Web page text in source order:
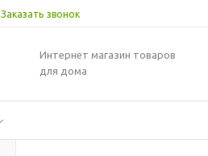
Заказать звонок
Интернет магазин товаров
для дома